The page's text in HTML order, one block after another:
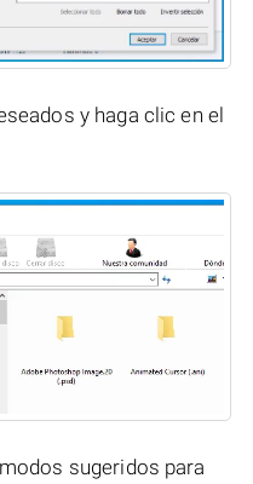
y haga clic en el
sugeridos para